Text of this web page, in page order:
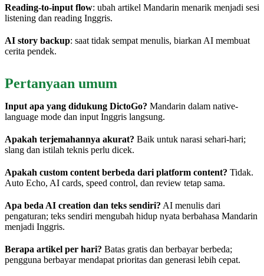
Reading-to-input flow: ubah artikel Mandarin menarik menjadi sesi
listening dan reading Inggris.
AI story backup: saat tidak sempat menulis, biarkan AI membuat
cerita pendek.
Pertanyaan umum
Input apa yang didukung DictoGo? Mandarin dalam native-
language mode dan input Inggris langsung.
Apakah terjemahannya akurat? Baik untuk narasi sehari-hari;
slang dan istilah teknis perlu dicek.
Apakah custom content berbeda dari platform content? Tidak.
Auto Echo, AI cards, speed control, dan review tetap sama.
Apa beda AI creation dan teks sendiri? AI menulis dari
pengaturan; teks sendiri mengubah hidup nyata berbahasa Mandarin
menjadi Inggris.
Berapa artikel per hari? Batas gratis dan berbayar berbeda;
pengguna berbayar mendapat prioritas dan generasi lebih cepat.